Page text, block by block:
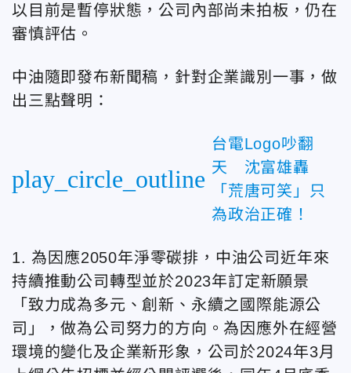
以目前是暫停狀態，公司內部尚未拍板，仍在
審慎評估。
中油隨即發布新聞稿，針對企業識別一事，做
出三點聲明：
play_circle_outline
台電Logo吵翻
天 沈富雄轟
「荒唐可笑」只
為政治正確！
1. 為因應2050年淨零碳排，中油公司近年來
持續推動公司轉型並於2023年訂定新願景
「致力成為多元、創新、永續之國際能源公
司」，做為公司努力的方向。為因應外在經營
環境的變化及企業新形象，公司於2024年3月